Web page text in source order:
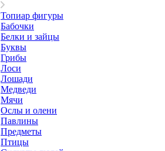
Топиар фигуры
Бабочки
Белки и зайцы
Буквы
Грибы
Лоси
Лошади
Медведи
Мячи
Ослы и олени
Павлины
Предметы
Птицы